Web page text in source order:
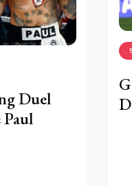
Duel
Paul